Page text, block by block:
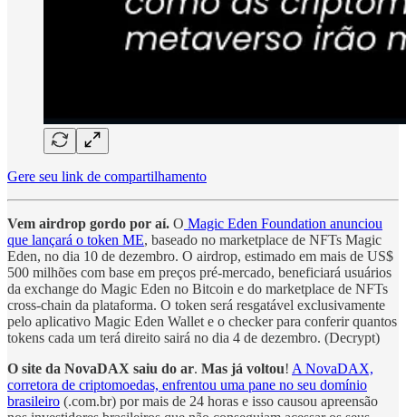
Gere seu link de compartilhamento
Vem airdrop gordo por aí. O Magic Eden Foundation anunciou
que lançará o token ME, baseado no marketplace de NFTs Magic
Eden, no dia 10 de dezembro. O airdrop, estimado em mais de US$
500 milhões com base em preços pré-mercado, beneficiará usuários
da exchange do Magic Eden no Bitcoin e do marketplace de NFTs
cross-chain da plataforma. O token será resgatável exclusivamente
pelo aplicativo Magic Eden Wallet e o checker para conferir quantos
tokens cada um terá direito sairá no dia 4 de dezembro. (Decrypt)
O site da NovaDAX saiu do ar. Mas já voltou! A NovaDAX,
corretora de criptomoedas, enfrentou uma pane no seu domínio
brasileiro (.com.br) por mais de 24 horas e isso causou apreensão